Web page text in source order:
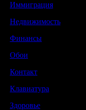
Иммиграция
Недвижимость
Финансы
Обои
Контакт
Клавиатура
Здоровье